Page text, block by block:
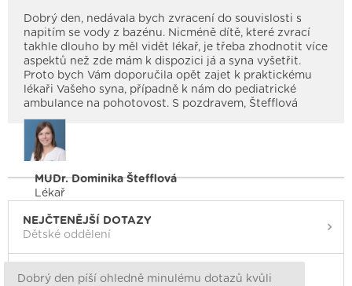
Dobrý den, nedávala bych zvracení do souvislosti s
napitím se vody z bazénu. Nicméně dítě, které zvrací
takhle dlouho by měl vidět lékař, je třeba zhodnotit více
aspektů než zde mám k dispozici já a syna vyšetřit.
Proto bych Vám doporučila opět zajet k praktickému
lékaři Vašeho syna, případně k nám do pediatrické
ambulance na pohotovost. S pozdravem, Štefflová
MUDr. Dominika Štefflová
Lékař
NEJČTENĚJŠÍ DOTAZY
Dětské oddělení
Dobrý den píší ohledně minulému dotazů kvůli